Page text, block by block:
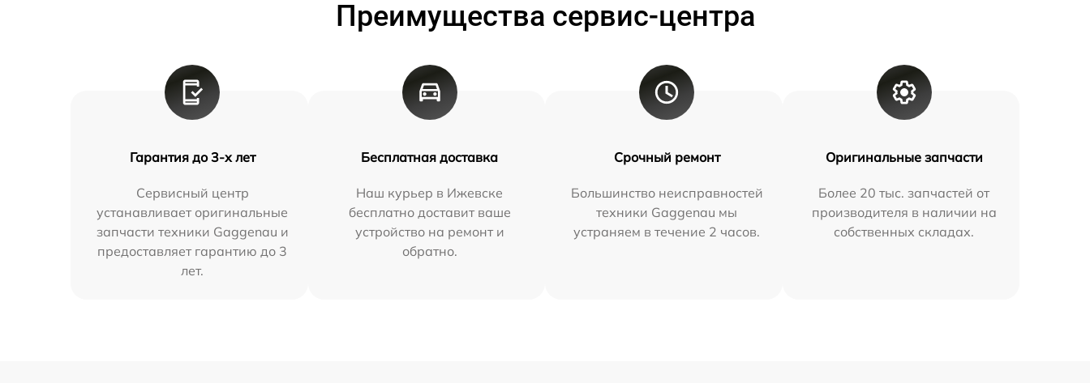
Преимущества сервис-центра
Гарантия до 3-х лет
Сервисный центр
устанавливает оригинальные
запчасти техники Gaggenau и
предоставляет гарантию до 3
лет.
Бесплатная доставка
Наш курьер в Ижевске
бесплатно доставит ваше
устройство на ремонт и
обратно.
Срочный ремонт
Большинство неисправностей
техники Gaggenau мы
устраняем в течение 2 часов.
Оригинальные запчасти
Более 20 тыс. запчастей от
производителя в наличии на
собственных складах.